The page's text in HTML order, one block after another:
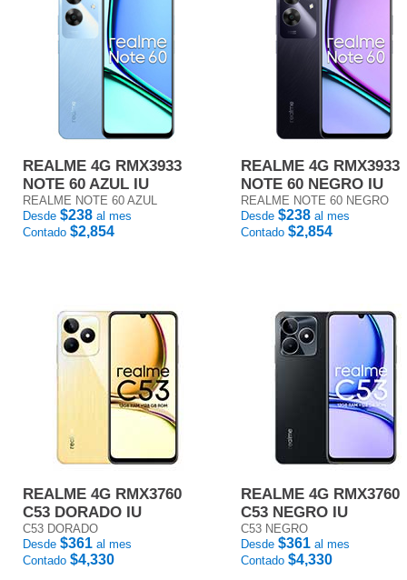
REALME 4G RMX3933
NOTE 60 AZUL IU
REALME NOTE 60 AZUL
Desde $238 al mes
Contado $2,854
REALME 4G RMX3933
NOTE 60 NEGRO IU
REALME NOTE 60 NEGRO
Desde $238 al mes
Contado $2,854
REALME 4G RMX3760
C53 DORADO IU
C53 DORADO
Desde $361 al mes
Contado $4,330
REALME 4G RMX3760
C53 NEGRO IU
C53 NEGRO
Desde $361 al mes
Contado $4,330